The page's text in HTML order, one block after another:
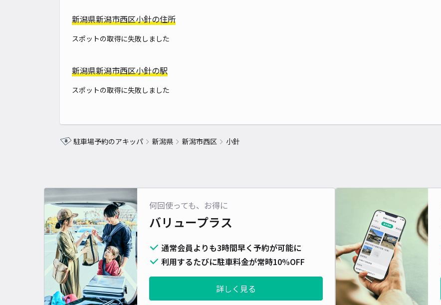
新潟県新潟市西区小針の住所
スポットの取得に失敗しました
新潟県新潟市西区小針の駅
スポットの取得に失敗しました
駐車場予約のアキッパ 新潟県 新潟市西区 小針
何回使っても、お得に
バリュープラス
通常会員よりも3時間早く予約が可能に
利用するたびに駐車料金が常時10%OFF
詳しく見る